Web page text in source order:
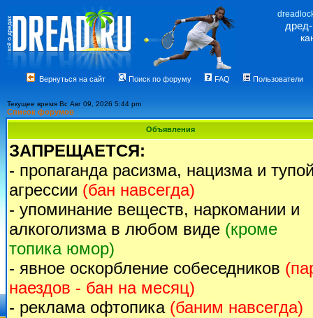
Вернуться на сайт Поиск по форуму FAQ Пользователи
Текущее время Вс Авг 09, 2026 5:44 pm
Список форумов
Объявления
ЗАПРЕЩАЕТСЯ:
- пропаганда расизма, нацизма и
агрессии (бан навсегда)
- упоминание веществ, наркомании и
алкоголизма в любом виде (кроме
топика юмор)
- явное оскорбление собеседников
наездов - бан на месяц)
- реклама офтопика (баним навсегда)